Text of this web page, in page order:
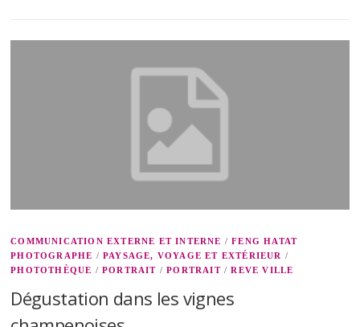
COMMUNICATION EXTERNE ET INTERNE /FENG HATAT
PHOTOGRAPHE / PAYSAGE, VOYAGE ET EXTÉRIEUR /
PHOTOTHÈQUE / PORTRAIT /PORTRAIT/REVE VILLE
Dégustation dans les vignes